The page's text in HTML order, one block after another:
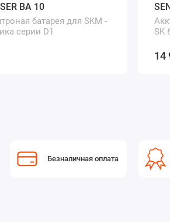
BA 10
батарея для SKM -
серии D1
SK
14
Безналичная оплата